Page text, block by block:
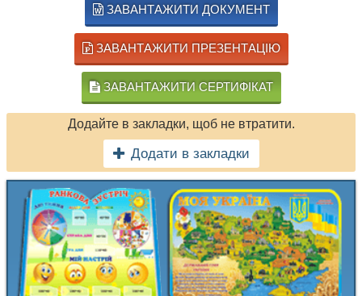
ЗАВАНТАЖИТИ ДОКУМЕНТ
ЗАВАНТАЖИТИ ПРЕЗЕНТАЦІЮ
ЗАВАНТАЖИТИ СЕРТИФІКАТ
Додайте в закладки, щоб не втратити.
Додати в закладки